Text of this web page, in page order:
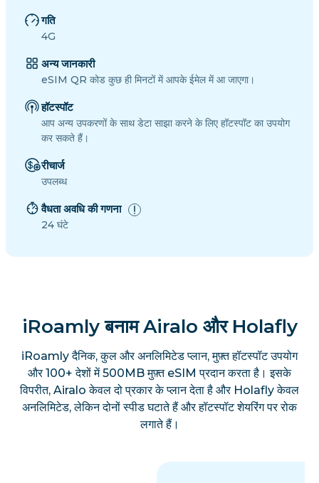
गति
4G
अन्य जानकारी
eSIM QR कोड कुछ ही मिनटों में आपके ईमेल में आ जाएगा।
हॉटस्पॉट
आप अन्य उपकरणों के साथ डेटा साझा करने के लिए हॉटस्पॉट का उपयोग
कर सकते हैं।
रीचार्ज
उपलब्ध
वैधता अवधि की गणना
24 घंटे
iRoamly बनाम Airalo और Holafly
iRoamly दैनिक, कुल और अनलिमिटेड प्लान, मुफ़्त हॉटस्पॉट उपयोग
और 100+ देशों में 500MB मुफ़्त eSIM प्रदान करता है। इसके
विपरीत, Airalo केवल दो प्रकार के प्लान देता है और Holafly केवल
अनलिमिटेड, लेकिन दोनों स्पीड घटाते हैं और हॉटस्पॉट शेयरिंग पर रोक
लगाते हैं।